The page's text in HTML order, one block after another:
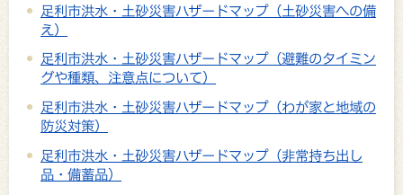
足利市洪水・土砂災害ハザードマップ（土砂災害への備
え）
足利市洪水・土砂災害ハザードマップ（避難のタイミン
グや種類、注意点について）
足利市洪水・土砂災害ハザードマップ（わが家と地域の
防災対策）
足利市洪水・土砂災害ハザードマップ（非常持ち出し
品・備蓄品）